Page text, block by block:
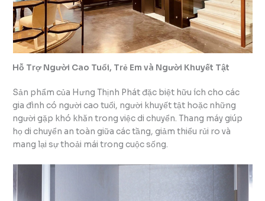
Hỗ Trợ Người Cao Tuổi, Trẻ Em và Người Khuyết Tật
Sản phẩm của Hưng Thịnh Phát đặc biệt hữu ích cho các
gia đình có người cao tuổi, người khuyết tật hoặc những
người gặp khó khăn trong việc di chuyển. Thang máy giúp
họ di chuyển an toàn giữa các tầng, giảm thiểu rủi ro và
mang lại sự thoải mái trong cuộc sống.